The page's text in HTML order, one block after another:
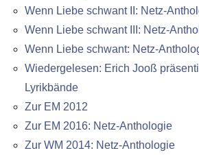
Wenn Liebe schwant II: Netz-
Wenn Liebe schwant III: Netz-
Wenn Liebe schwant: Netz-
Wiedergelesen: Erich Jooß
Lyrikbände
Zur EM 2012
Zur EM 2016: Netz-Anthologie
Zur WM 2014: Netz-Anthologie